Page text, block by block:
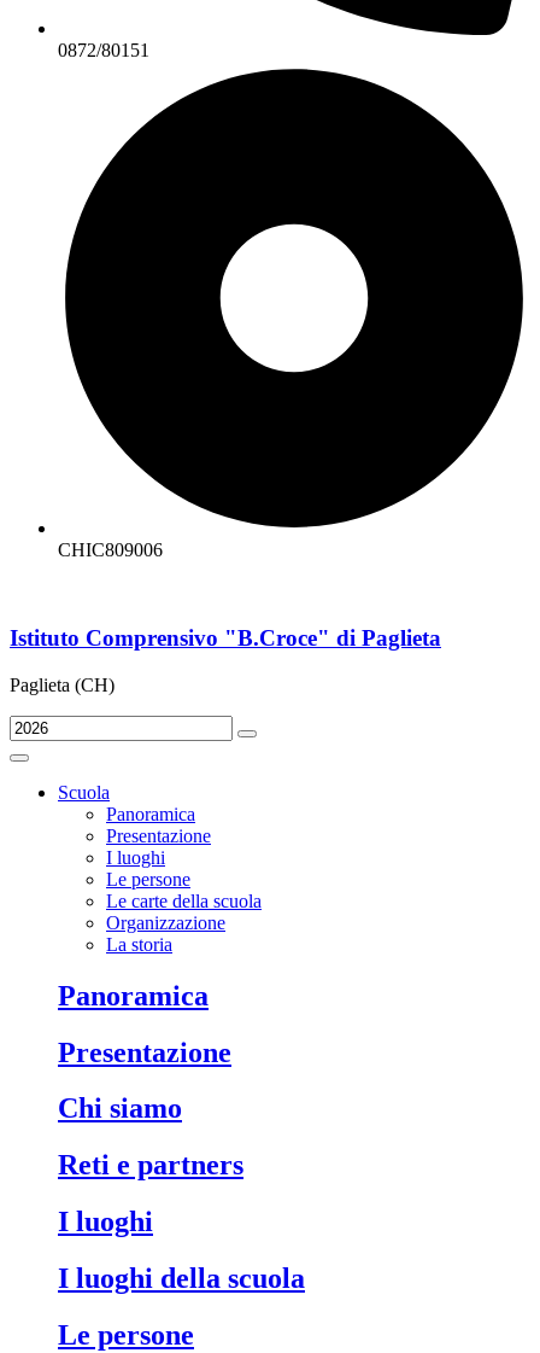
0872/80151
CHIC809006
Istituto Comprensivo "B.Croce" di Paglieta
Paglieta (CH)
Scuola
Panoramica
Presentazione
I luoghi
Le persone
Le carte della scuola
Organizzazione
La storia
Panoramica
Presentazione
Chi siamo
Reti e partners
I luoghi
I luoghi della scuola
Le persone